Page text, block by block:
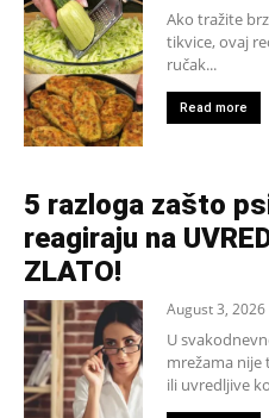
Ako tražite
tikvice, ovaj
ručak...
Read more
5 razloga zašto
reagiraju na
ZLATO!
August 3, 2026
U
mrežama nije
ili uvredljive